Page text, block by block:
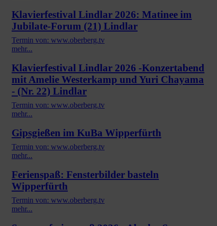
Klavierfestival Lindlar 2026: Matinee im
Jubilate-Forum (21) Lindlar
Termin von: www.oberberg.tv
mehr...
Klavierfestival Lindlar 2026 -Konzertabend
mit Amelie Westerkamp und Yuri Chayama
- (Nr. 22) Lindlar
Termin von: www.oberberg.tv
mehr...
Gipsgießen im KuBa Wipperfürth
Termin von: www.oberberg.tv
mehr...
Ferienspaß: Fensterbilder basteln
Wipperfürth
Termin von: www.oberberg.tv
mehr...